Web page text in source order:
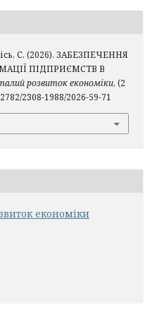
С. (2026). ЗАБЕЗПЕЧЕННЯ
ПІДПРИЄМСТВ В
розвиток економіки, (2
2308-1988/2026-59-71
економіки